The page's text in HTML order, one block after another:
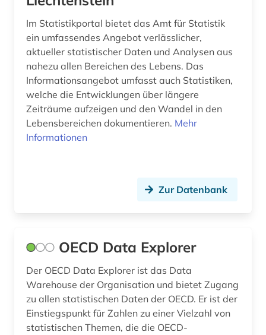
Im Statistikportal bietet das Amt für Statistik
ein umfassendes Angebot verlässlicher,
aktueller statistischer Daten und Analysen aus
nahezu allen Bereichen des Lebens. Das
Informationsangebot umfasst auch Statistiken,
welche die Entwicklungen über längere
Zeiträume aufzeigen und den Wandel in den
Lebensbereichen dokumentieren. Mehr
Informationen
Zur Datenbank
OECD Data Explorer
Der OECD Data Explorer ist das Data
Warehouse der Organisation und bietet Zugang
zu allen statistischen Daten der OECD. Er ist der
Einstiegspunkt für Zahlen zu einer Vielzahl von
statistischen Themen, die die OECD-